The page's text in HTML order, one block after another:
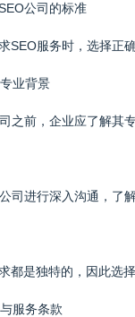
公司的标准
SEO服务时，选择正
业背景
之前，企业应了解其
司进行深入沟通，了
都是独特的，因此选
服务条款